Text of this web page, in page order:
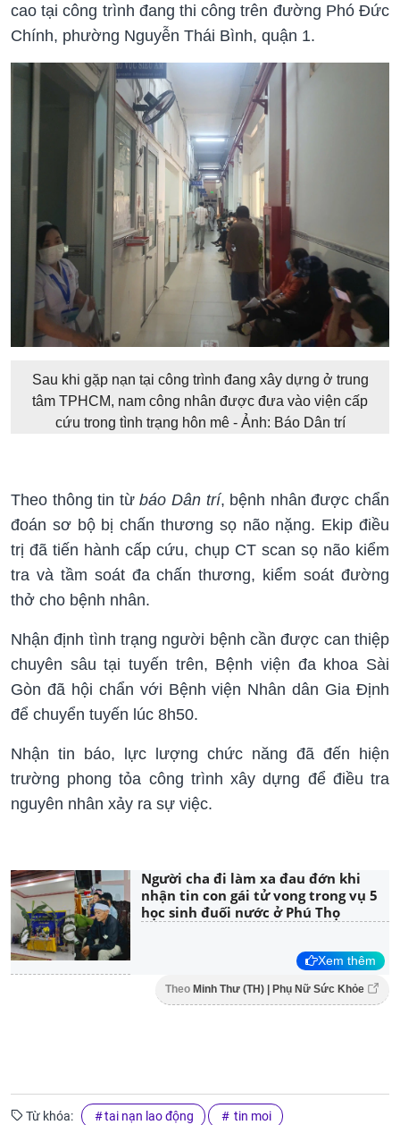
cao tại công trình đang thi công trên đường Phó Đức
Chính, phường Nguyễn Thái Bình, quận 1.
Sau khi gặp nạn tại công trình đang xây dựng ở trung
tâm TPHCM, nam công nhân được đưa vào viện cấp
cứu trong tình trạng hôn mê - Ảnh: Báo Dân trí
Theo thông tin từbáo Dân trí, bệnh nhân được chẩn
đoán sơ bộ bị chấn thương sọ não nặng. Ekip điều
trị đã tiến hành cấp cứu, chụp CT scan sọ não kiểm
tra và tầm soát đa chấn thương, kiểm soát đường
thở cho bệnh nhân.
Nhận định tình trạng người bệnh cần được can thiệp
chuyên sâu tại tuyến trên, Bệnh viện đa khoa Sài
Gòn đã hội chẩn với Bệnh viện Nhân dân Gia Định
để chuyển tuyến lúc 8h50.
Nhận tin báo, lực lượng chức năng đã đến hiện
trường phong tỏa công trình xây dựng để điều tra
nguyên nhân xảy ra sự việc.
Người cha đi làm xa đau đớn khi
nhận tin con gái tử vong trong vụ 5
học sinh đuối nước ở Phú Thọ
Xem thêm
Theo Minh Thư (TH) | Phụ Nữ Sức Khỏe
Từ khóa: tai nạn lao động tin moi